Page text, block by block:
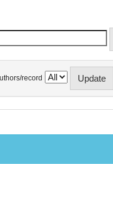
record